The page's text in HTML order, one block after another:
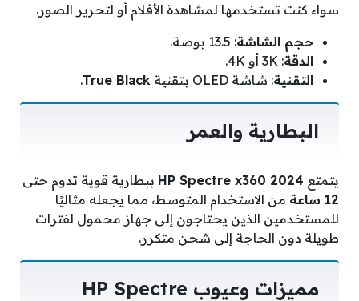
سواء كنت تستخدمها لمشاهدة الأفلام أو لتحرير الصور.
حجم الشاشة: 13.5 بوصة.
الدقة: 3K أو 4K.
التقنية: شاشة OLED بتقنية True Black
.
البطارية والعمر
يتمتع HP Spectre x360 2024 ببطارية قوية تدوم حتى
12 ساعة
من الاستخدام المتوسط، مما يجعله مثاليًا
للمستخدمين الذين يحتاجون إلى جهاز محمول لفترات
طويلة دون الحاجة إلى شحن متكرر.
مميزات وعيوب HP Spectre